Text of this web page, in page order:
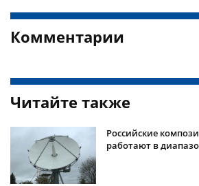
Комментарии
Читайте также
Российские
работают в